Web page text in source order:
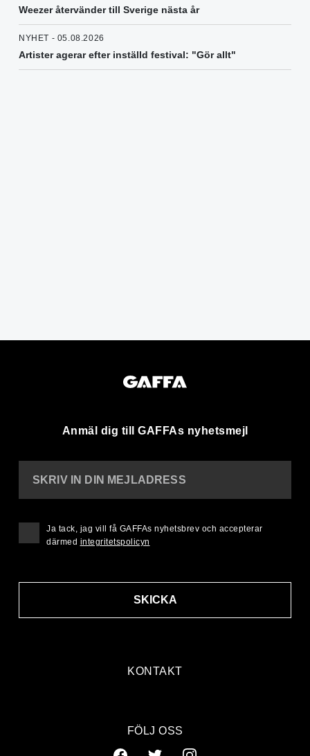
Weezer återvänder till Sverige nästa år
NYHET - 05.08.2026
Artister agerar efter inställd festival: "Gör allt"
Anmäl dig till GAFFAs nyhetsmejl
KONTAKT
SKRIV IN DIN MEJLADRESS
SKICKA
Ja tack, jag vill få GAFFAs nyhetsbrev och accepterar
därmed integritetspolicyn
FÖLJ OSS